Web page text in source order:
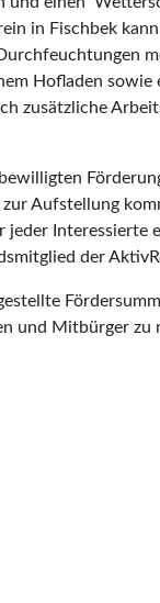
in Fischbek
Hofladen
zusätzliche
Aufstellung
Interessierte
der
und Mitbürger zu